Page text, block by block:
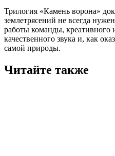
Трилогия «Камень ворона»
землетрясений не всегда
работы команды, креативного
качественного звука и, как
самой природы.
Читайте также